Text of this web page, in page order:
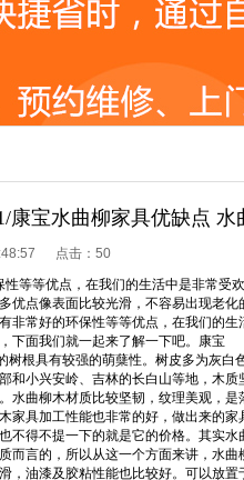
康宝水曲柳家具优缺点 水
点击： 50
等等优点，在我们的生活中是非常受
优点像表面比较光滑，不容易出现老
常好的环保性等等优点，在我们的生
，下面我们就一起来了解一下吧。
根具有较强的萌蘖性。树皮多为灰白
小兴安岭、吉林的长白山等地，木
曲柳木材质比较坚韧，纹理美观，是
家具加工性能也非常的好，做出来的
得不提一下的就是它的价格。其实水
而言的，所以从这一个方面来讲，
漆及胶粘性能也比较好。可以放置